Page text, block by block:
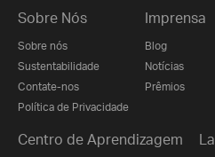
Sobre Nós
Sobre nós
Sustentabilidade
Contate-nos
Política de Privacidade
Imprensa
Blog
Notícias
Prêmios
Centro de Aprendizagem